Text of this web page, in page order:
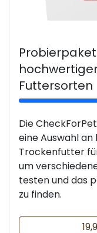
Futtersorten
Die
eine Auswahl
Trockenfutter
um
testen und das
zu finden.